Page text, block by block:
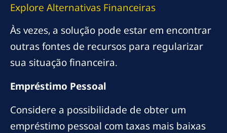
Explore Alternativas Financeiras
Às vezes, a solução pode estar em encontrar
outras fontes de recursos para regularizar
sua situação financeira.
Empréstimo Pessoal
Considere a possibilidade de obter um
empréstimo pessoal com taxas mais baixas